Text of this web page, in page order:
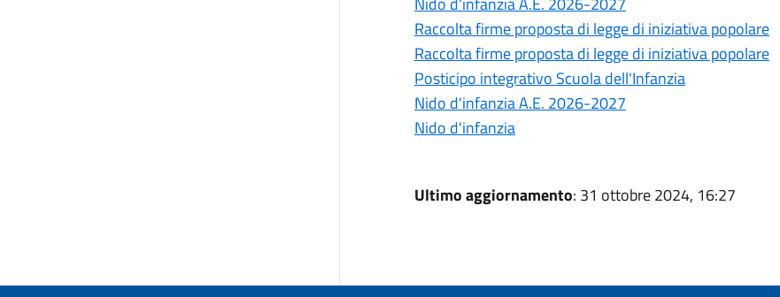
Raccolta firme proposta di legge di iniziativa popolare
Raccolta firme proposta di legge di iniziativa popolare
Posticipo integrativo Scuola dell'Infanzia
Nido d'infanzia A.E. 2026-2027
Nido d'infanzia
Ultimo aggiornamento: 31 ottobre 2024, 16:27